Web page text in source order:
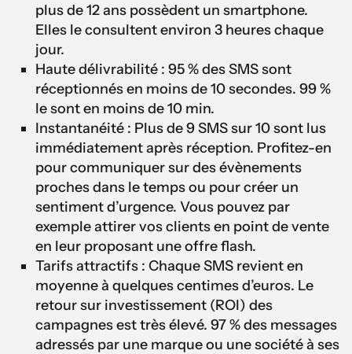
plus de 12 ans possèdent un smartphone.
Elles le consultent environ 3 heures chaque
jour.
Haute délivrabilité : 95 % des SMS sont
réceptionnés en moins de 10 secondes. 99 %
le sont en moins de 10 min.
Instantanéité : Plus de 9 SMS sur 10 sont lus
immédiatement après réception. Profitez-en
pour communiquer sur des évènements
proches dans le temps ou pour créer un
sentiment d’urgence. Vous pouvez par
exemple attirer vos clients en point de vente
en leur proposant une offre flash.
Tarifs attractifs : Chaque SMS revient en
moyenne à quelques centimes d’euros. Le
retour sur investissement (ROI) des
campagnes est très élevé. 97 % des messages
adressés par une marque ou une société à ses